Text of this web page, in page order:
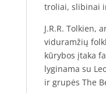
troliai, slibinai
J.R.R. Tolkien,
viduramžių
kūrybos įtaka
lyginama su
ir grupės The